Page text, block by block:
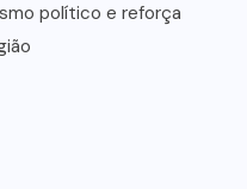
político e reforça